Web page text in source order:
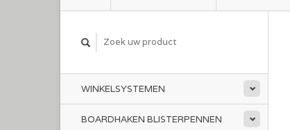
WINKELSYSTEMEN
BOARDHAKEN BLISTERPENNEN